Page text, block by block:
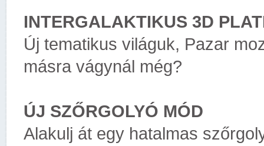
INTERGALAKTIKUS 3D
Új tematikus világuk, Pazar
másra vágynál még?
ÚJ SZŐRGOLYÓ MÓD
Alakulj át egy hatalmas